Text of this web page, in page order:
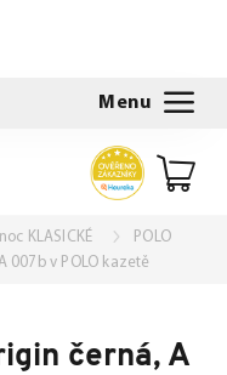
KLASICKÉ
POLO
007b v POLO kazetě
černá, A